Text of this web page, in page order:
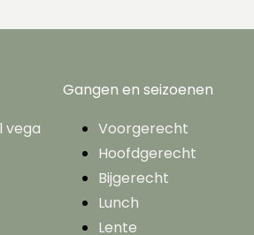
vega
Gangen en seizoenen
Voorgerecht
Hoofdgerecht
Bijgerecht
Lunch
Lente